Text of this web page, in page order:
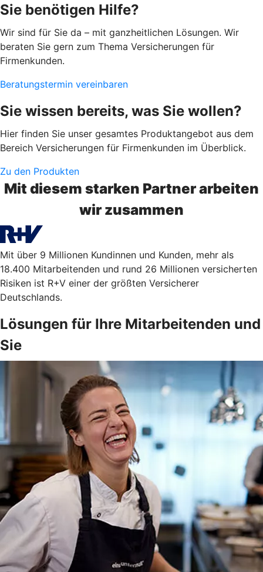
Sie benötigen Hilfe?
Wir sind für Sie da – mit ganzheitlichen Lösungen. Wir
beraten Sie gern zum Thema Versicherungen für
Firmenkunden.
Beratungstermin vereinbaren
Sie wissen bereits, was Sie wollen?
Hier finden Sie unser gesamtes Produktangebot aus dem
Bereich Versicherungen für Firmenkunden im Überblick.
Zu den Produkten
Mit diesem starken Partner arbeiten
wir zusammen
Mit über 9 Millionen Kundinnen und Kunden, mehr als
18.400 Mitarbeitenden und rund 26 Millionen versicherten
Risiken ist R+V einer der größten Versicherer
Deutschlands.
Lösungen für Ihre Mitarbeitenden und
Sie